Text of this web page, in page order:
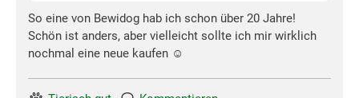
So eine von Bewidog hab ich schon über 20 Jahre!
Schön ist anders, aber vielleicht sollte ich mir wirklich
nochmal eine neue kaufen ☺️